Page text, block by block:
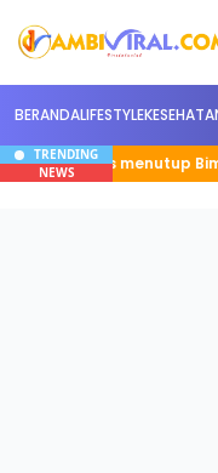
BERANDALIFESTYLE
TRENDING
NEWS
menutup Bimtek